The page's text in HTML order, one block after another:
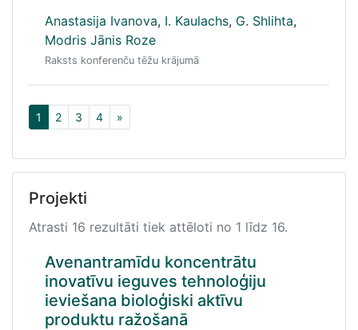
Anastasija Ivanova, I. Kaulachs, G. Shlihta,
Modris Jānis Roze
Raksts konferenču tēžu krājumā
1 2 3 4 »
Projekti
Atrasti 16 rezultāti tiek attēloti no 1 līdz 16.
Avenantramīdu koncentrātu
inovatīvu ieguves tehnoloģiju
ieviešana bioloģiski aktīvu
produktu ražošanā